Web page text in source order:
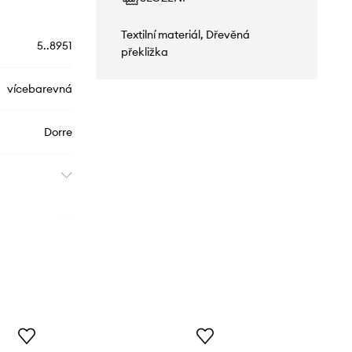
5..8951
vícebarevná
Dorre
Textilní materiál, Dřevěná
překližka